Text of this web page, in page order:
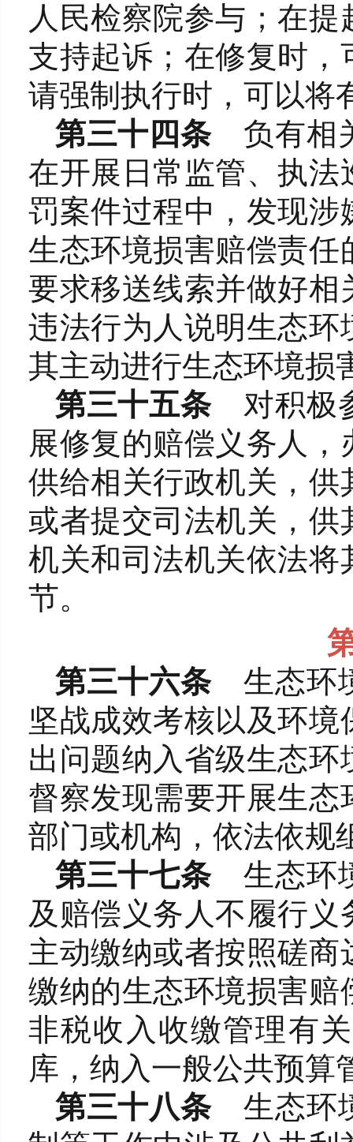
人民检察院参与；在
支持起诉；在修复时
请强制执行时，可以将
第三十四条
负有相
在开展日常监管、执
罚案件过程中，发现
生态环境损害赔偿责
要求移送线索并做好
违法行为人说明生态
其主动进行生态环境损
第三十五条
对积极
展修复的赔偿义务人
供给相关行政机关，
或者提交司法机关，
机关和司法机关依法
节。
第三十六条
生态环
坚战成效考核以及环
出问题纳入省级生态
督察发现需要开展生
部门或机构，依法依规
第三十七条
生态环
及赔偿义务人不履行
主动缴纳或者按照磋
缴纳的生态环境损害
非税收入收缴管理有
库，纳入一般公共预算
第三十八条
生态环